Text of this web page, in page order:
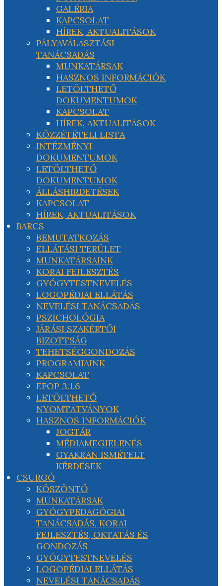
GALÉRIA
KAPCSOLAT
HÍREK, AKTUALITÁSOK
PÁLYAVÁLASZTÁSI
TANÁCSADÁS
MUNKATÁRSAK
HASZNOS INFORMÁCIÓK
LETÖLTHETŐ
DOKUMENTUMOK
KAPCSOLAT
HÍREK, AKTUALITÁSOK
KÖZZÉTÉTELI LISTA
INTÉZMÉNYI
DOKUMENTUMOK
LETÖLTHETŐ
DOKUMENTUMOK
ÁLLÁSHIRDETÉSEK
KAPCSOLAT
HÍREK, AKTUALITÁSOK
BARCS
BEMUTATKOZÁS
ELLÁTÁSI TERÜLET
MUNKATÁRSAINK
KORAI FEJLESZTÉS
GYÓGYTESTNEVELÉS
LOGOPÉDIAI ELLÁTÁS
NEVELÉSI TANÁCSADÁS
PSZICHOLÓGIA
JÁRÁSI SZAKÉRTŐI
BIZOTTSÁG
TEHETSÉGGONDOZÁS
PROGRAMJAINK
KAPCSOLAT
EFOP 3.1.6
LETÖLTHETŐ
NYOMTATVÁNYOK
HASZNOS INFORMÁCIÓK
JOGTÁR
MÉDIAMEGJELENÉS
GYAKRAN ISMÉTELT
KÉRDÉSEK
CSURGÓ
KÖSZÖNTŐ
MUNKATÁRSAK
GYÓGYPEDAGÓGIAI
TANÁCSADÁS, KORAI
FEJLESZTÉS, OKTATÁS ÉS
GONDOZÁS
GYÓGYTESTNEVELÉS
LOGOPÉDIAI ELLÁTÁS
NEVELÉSI TANÁCSADÁS